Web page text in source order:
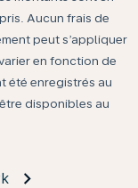
Aucun frais de
peut s’appliquer
en fonction de
été enregistrés au
disponibles au